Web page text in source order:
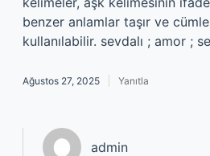
benzer anlamlar taşır ve
kullanılabilir. sevdalı ; amor ;
Ağustos 27, 2025 Yanıtla
admin